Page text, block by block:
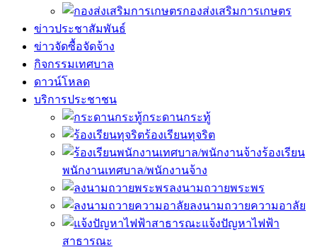
กองส่งเสริมการเกษตร
ข่าวประชาสัมพันธ์
ข่าวจัดซื้อจัดจ้าง
กิจกรรมเทศบาล
ดาวน์โหลด
บริการประชาชน
กระดานกระทู้
ร้องเรียนทุจริต
ร้องเรียน
พนักงานเทศบาล/พนักงานจ้าง
ลงนามถวายพระพร
ลงนามถวายความอาลัย
แจ้งปัญหาไฟฟ้า
สาธารณะ